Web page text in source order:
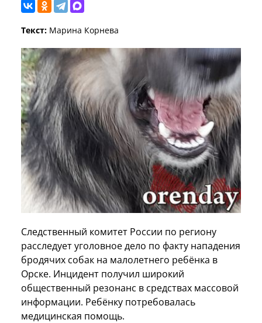
Текст: Марина Корнева
Следственный комитет России по региону
расследует уголовное дело по факту нападения
бродячих собак на малолетнего ребёнка в
Орске. Инцидент получил широкий
общественный резонанс в средствах массовой
информации. Ребёнку потребовалась
медицинская помощь.